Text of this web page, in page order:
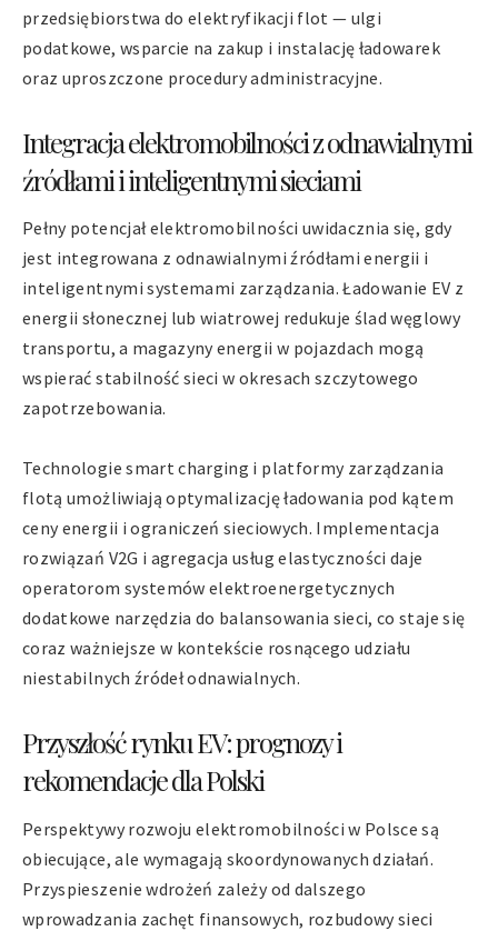
przedsiębiorstwa do elektryfikacji flot — ulgi
podatkowe, wsparcie na zakup i instalację ładowarek
oraz uproszczone procedury administracyjne.
Integracja elektromobilności z odnawialnymi
źródłami i inteligentnymi sieciami
Pełny potencjał elektromobilności uwidacznia się, gdy
jest integrowana z odnawialnymi źródłami energii i
inteligentnymi systemami zarządzania. Ładowanie EV z
energii słonecznej lub wiatrowej redukuje ślad węglowy
transportu, a magazyny energii w pojazdach mogą
wspierać stabilność sieci w okresach szczytowego
zapotrzebowania.
Technologie smart charging i platformy zarządzania
flotą umożliwiają optymalizację ładowania pod kątem
ceny energii i ograniczeń sieciowych. Implementacja
rozwiązań V2G i agregacja usług elastyczności daje
operatorom systemów elektroenergetycznych
dodatkowe narzędzia do balansowania sieci, co staje się
coraz ważniejsze w kontekście rosnącego udziału
niestabilnych źródeł odnawialnych.
Przyszłość rynku EV: prognozy i
rekomendacje dla Polski
Perspektywy rozwoju elektromobilności w Polsce są
obiecujące, ale wymagają skoordynowanych działań.
Przyspieszenie wdrożeń zależy od dalszego
wprowadzania zachęt finansowych, rozbudowy sieci